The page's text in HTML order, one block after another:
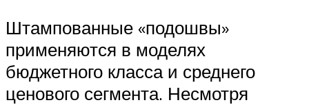
Штампованные «подошвы»
применяются в моделях
бюджетного класса и среднего
ценового сегмента. Несмотря